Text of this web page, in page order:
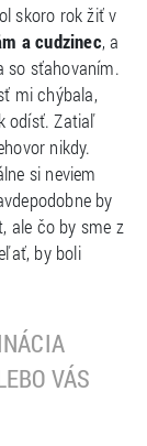
skoro rok žiť v
a cudzinec, a
so sťahovaním.
mi chýbala,
odísť. Zatiaľ
nikdy.
si neviem
by
ale čo by sme z
by boli
VÁS